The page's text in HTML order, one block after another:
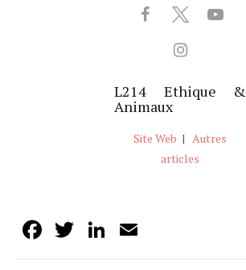
L214 Ethique &
Animaux
Site Web | Autres
articles
Facebook
TwitterLinkedIn